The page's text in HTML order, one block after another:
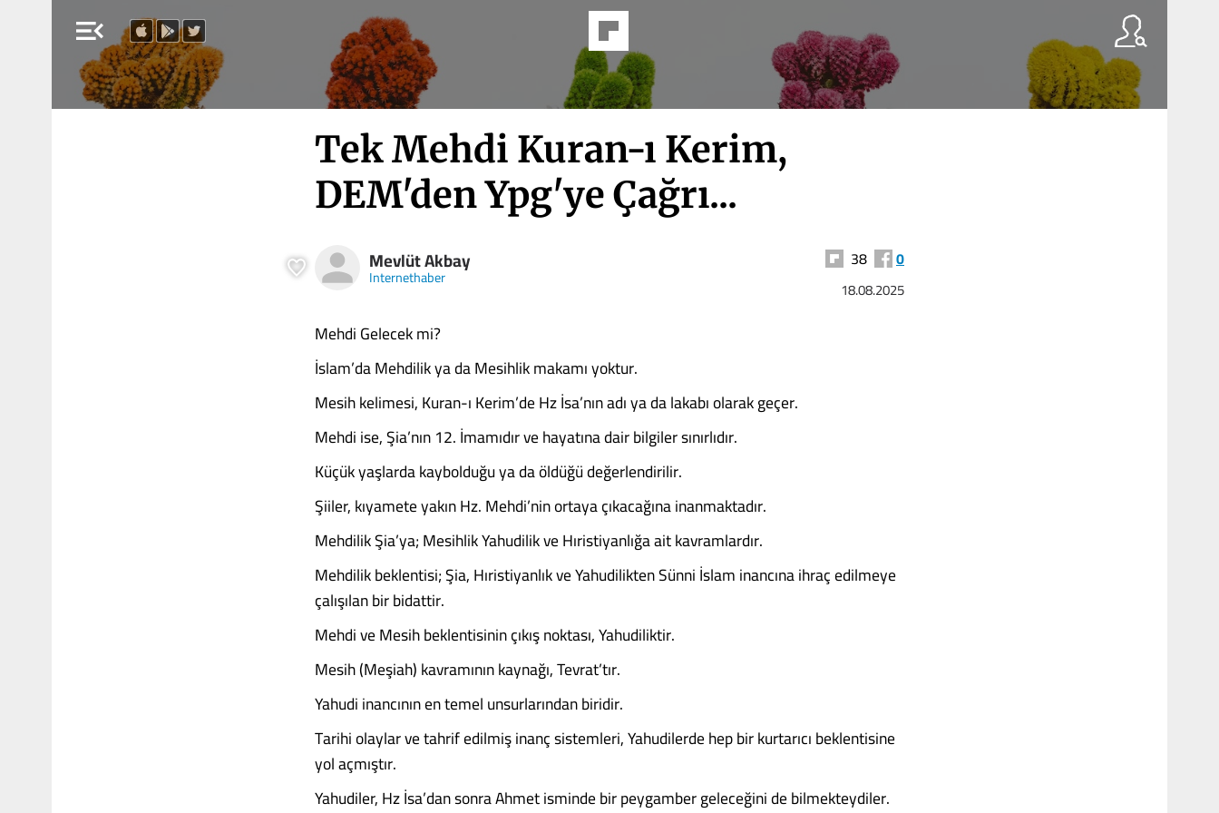
menu_open
Tek Mehdi Kuran-ı Kerim,
DEM'den Ypg'ye Çağrı...
Mevlüt Akbay
Internethaber
38 0
18.08.2025
Mehdi Gelecek mi?
İslam’da Mehdilik ya da Mesihlik makamı yoktur.
Mesih kelimesi, Kuran-ı Kerim’de Hz İsa’nın adı ya da lakabı olarak geçer.
Mehdi ise, Şia’nın 12. İmamıdır ve hayatına dair bilgiler sınırlıdır.
Küçük yaşlarda kaybolduğu ya da öldüğü değerlendirilir.
Şiiler, kıyamete yakın Hz. Mehdi’nin ortaya çıkacağına inanmaktadır.
Mehdilik Şia’ya; Mesihlik Yahudilik ve Hıristiyanlığa ait kavramlardır.
Mehdilik beklentisi; Şia, Hıristiyanlık ve Yahudilikten Sünni İslam inancına ihraç edilmeye
çalışılan bir bidattir.
Mehdi ve Mesih beklentisinin çıkış noktası, Yahudiliktir.
Mesih (Meşiah) kavramının kaynağı, Tevrat’tır.
Yahudi inancının en temel unsurlarından biridir.
Tarihi olaylar ve tahrif edilmiş inanç sistemleri, Yahudilerde hep bir kurtarıcı beklentisine
yol açmıştır.
Yahudiler, Hz İsa’dan sonra Ahmet isminde bir peygamber geleceğini de bilmekteydiler.